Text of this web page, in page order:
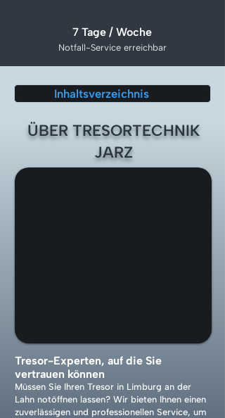
7 Tage / Woche
Notfall-Service erreichbar
Inhaltsverzeichnis
ÜBER TRESORTECHNIK
JARZ
Tresor-Experten, auf die Sie
vertrauen können
Müssen Sie Ihren Tresor in Limburg an der
Lahn notöffnen lassen? Wir bieten Ihnen einen
zuverlässigen und professionellen Service, um